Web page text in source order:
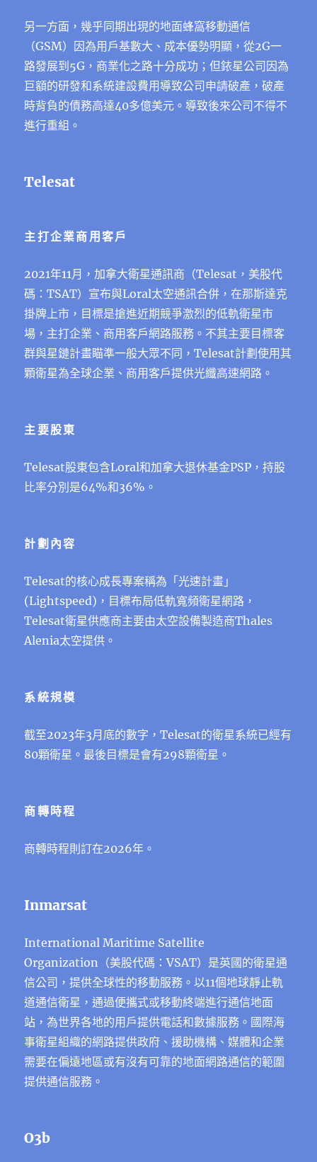
另一方面，幾乎同期出現的地面蜂窩移動通信
（GSM）因為用戶基數大、成本優勢明顯，從2G一
路發展到5G，商業化之路十分成功；但銥星公司因為
巨額的研發和系統建設費用導致公司申請破產，破產
時背負的債務高達40多億美元。導致後來公司不得不
進行重組。
Telesat
主打企業商⽤客⼾
2021年11月，加拿⼤衛星通訊商（Telesat，美股代
碼：TSAT）宣布與Loral太空通訊合併，在那斯達克
掛牌上市，⽬標是搶進近期競爭激烈的低軌衛星市
場，主打企業、商⽤客⼾網路服務。不其主要⽬標客
群與星鏈計畫瞄準⼀般⼤眾不同，Telesat計劃使⽤其
顆衛星為全球企業、商⽤客⼾提供光纖⾼速網路。
主要股東
Telesat股東包含Loral和加拿⼤退休基⾦PSP，持股
比率分別是64%和36%。
計劃內容
Telesat的核⼼成⻑專案稱為「光速計畫」
(Lightspeed)，⽬標布局低軌寬頻衛星網路，
Telesat衛星供應商主要由太空設備製造商Thales
Alenia太空提供。
系統規模
截至2023年3月底的數字，Telesat的衛星系統已經有
80顆衛星。最後目標是會有298顆衛星。
商轉時程
商轉時程則訂在2026年。
Inmarsat
International Maritime Satellite
Organization（美股代碼：VSAT）是英國的衛星通
信公司，提供全球性的移動服務。以11個地球靜止軌
道通信衛星，通過便攜式或移動終端進行通信地面
站，為世界各地的用戶提供電話和數據服務。國際海
事衛星組織的網路提供政府、援助機構、媒體和企業
需要在偏遠地區或有沒有可靠的地面網路通信的範圍
提供通信服務。
O3b